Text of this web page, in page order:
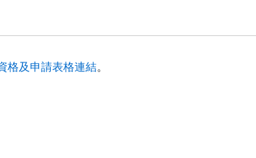
格及申請表格連結。